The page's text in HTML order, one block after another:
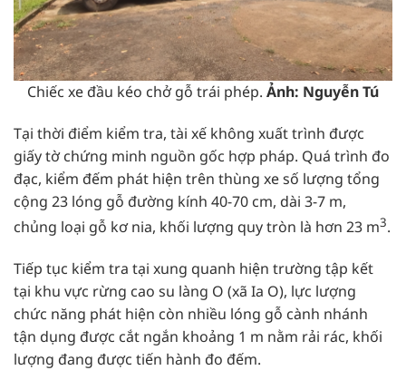
Chiếc xe đầu kéo chở gỗ trái phép. Ảnh: Nguyễn Tú
Tại thời điểm kiểm tra, tài xế không xuất trình được
giấy tờ chứng minh nguồn gốc hợp pháp. Quá trình đo
đạc, kiểm đếm phát hiện trên thùng xe số lượng tổng
cộng 23 lóng gỗ đường kính 40-70 cm, dài 3-7 m,
chủng loại gỗ kơ nia, khối lượng quy tròn là hơn 23 m3.
Tiếp tục kiểm tra tại xung quanh hiện trường tập kết
tại khu vực rừng cao su làng O (xã Ia O), lực lượng
chức năng phát hiện còn nhiều lóng gỗ cành nhánh
tận dụng được cắt ngắn khoảng 1 m nằm rải rác, khối
lượng đang được tiến hành đo đếm.